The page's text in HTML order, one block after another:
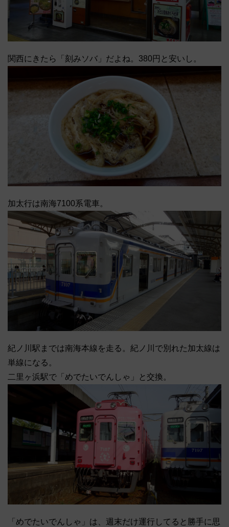
関西にきたら「刻みソバ」だよね。380円と安いし。
加太行は南海7100系電車。
紀ノ川駅までは南海本線を走る。紀ノ川で別れた加太線は
単線になる。
二里ヶ浜駅で「めでたいでんしゃ」と交換。
「めでたいでんしゃ」は、週末だけ運行してると勝手に思